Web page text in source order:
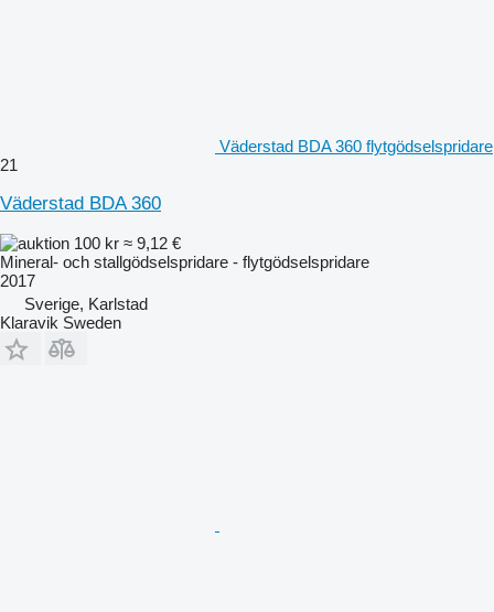
Väderstad BDA 360 flytgödselspridare
21
Väderstad BDA 360
100 kr ≈ 9,12 €
Mineral- och stallgödselspridare - flytgödselspridare
2017
Sverige, Karlstad
Klaravik Sweden